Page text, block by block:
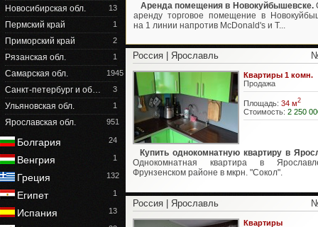
Новосибирская обл. 13
Пермский край 1
Приморский край 2
Рязанская обл. 1
Самарская обл. 1945
Санкт-петербург и об… 3
Ульяновская обл. 1
Ярославская обл. 951
Болгария 24
Венгрия 1
Греция 132
Египет 1
Испания 13
Аренда помещения в Новокуйбышевске.
аренду торговое помещение в
на 1 линии напротив McDonald's и Т...
Россия | Ярославль
Квартиры 1 комн.
Продажа
Площадь: 34 м2
Стоимость: 2 250
Купить однокомнатную квартиру в
Однокомнатная квартира в
Фрунзенском районе в мкрн. "Сокол".
Россия | Ярославль
Квартиры